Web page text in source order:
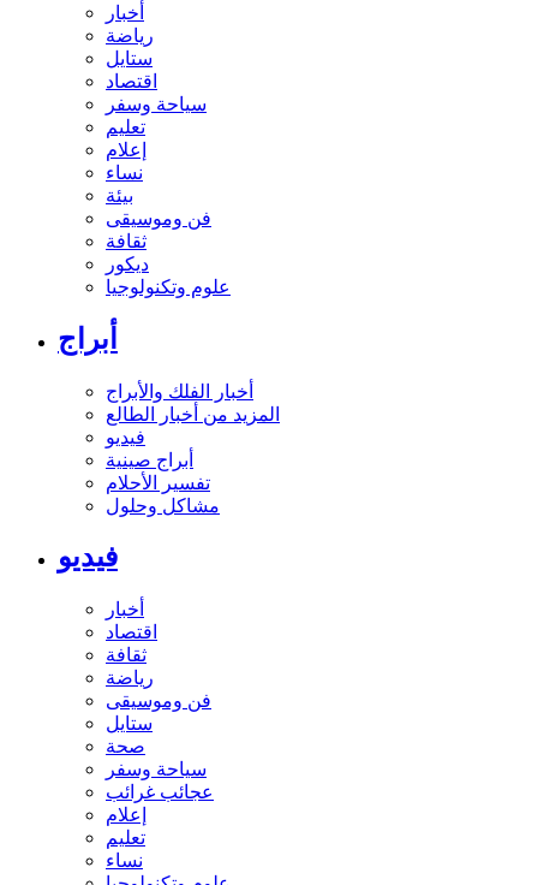
أخبار
رياضة
ستايل
اقتصاد
سياحة وسفر
تعليم
إعلام
نساء
بيئة
فن وموسيقى
ثقافة
ديكور
علوم وتكنولوجيا
أبراج
أخبار الفلك والأبراج
المزيد من أخبار الطالع
فيديو
أبراج صينية
تفسير الأحلام
مشاكل وحلول
فيديو
أخبار
اقتصاد
ثقافة
رياضة
فن وموسيقى
ستايل
صحة
سياحة وسفر
عجائب غرائب
إعلام
تعليم
نساء